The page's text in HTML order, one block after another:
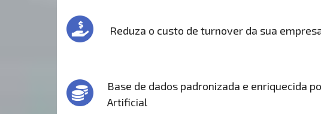
Reduza o custo de turnover da sua
Base de dados padronizada e enriquecida
Artificial